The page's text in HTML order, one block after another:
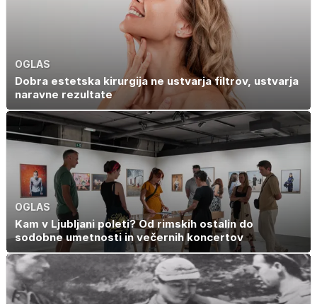
OGLAS
Dobra estetska kirurgija ne ustvarja filtrov, ustvarja
naravne rezultate
OGLAS
Kam v Ljubljani poleti? Od rimskih ostalin do
sodobne umetnosti in večernih koncertov